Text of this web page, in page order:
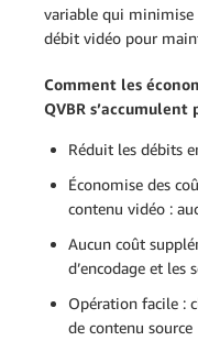
variable qui minimise
débit vidéo pour
Comment les
QVBR
Réduit les débits
Économise des
contenu vidéo :
Aucun coût
d’encodage et les
Opération facile :
de contenu source